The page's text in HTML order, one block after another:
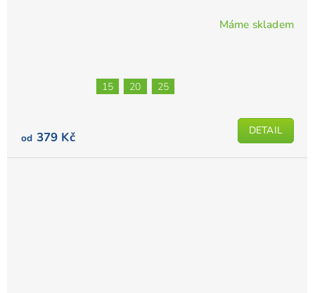
hvězdiček.
Máme skladem
od 379 Kč DETAIL
15 20 25